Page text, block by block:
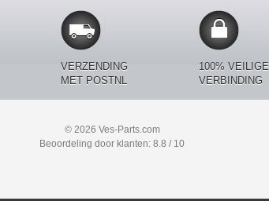
VERZENDING
MET POSTNL
100% VEILIGE
VERBINDING
© 2026 Ves-Parts.com
Beoordeling door klanten: 8.8 / 10